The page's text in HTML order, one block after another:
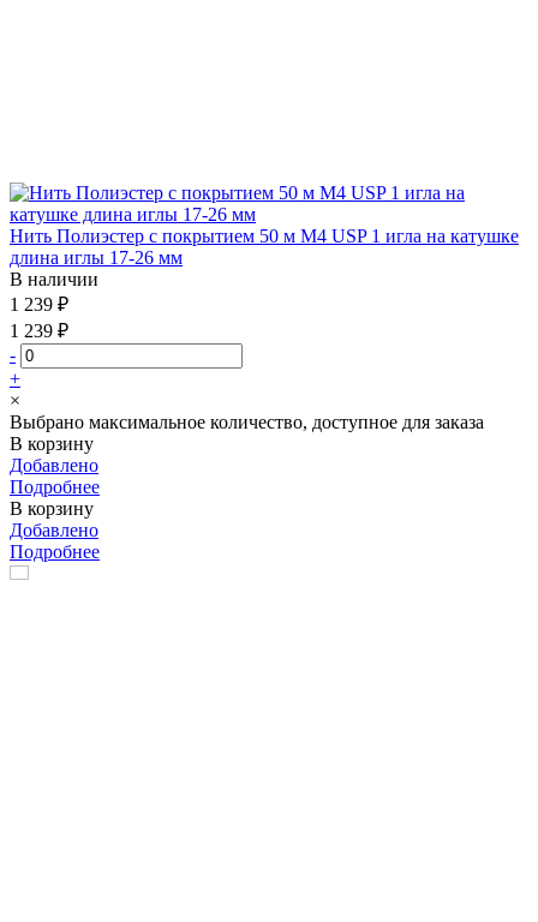
Нить Полиэстер с покрытием 50 м М4 USP 1 игла на катушке
длина иглы 17-26 мм
В наличии
1 239 ₽
1 239 ₽
-
+
×
Выбрано максимальное количество, доступное для заказа
В корзину
Добавлено
Подробнее
В корзину
Добавлено
Подробнее